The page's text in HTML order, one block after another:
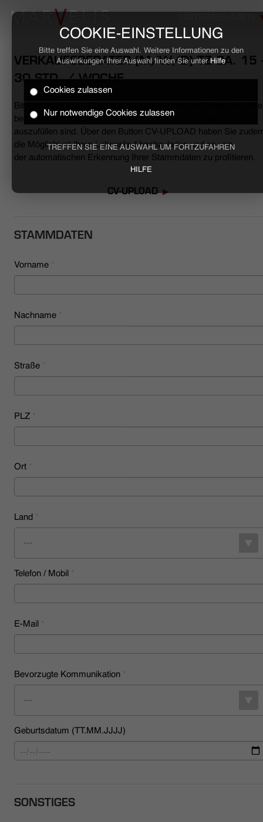
COOKIE-EINSTELLUNG
Bitte treffen Sie eine Auswahl. Weitere Informationen zu den
Auswirkungen Ihrer Auswahl finden Sie unterHilfe
Cookies zulassen
Nur notwendige Cookies zulassen
TREFFEN SIE EINE AUSWAHL UM FORTZUFAHREN
HILFE
HOME
BUSINESS
CASUAL
HÄNDLERSUCHE
VERKAUFSBERATER (M/W/D) TZ CA. 15
30 STD. / WOCHE
Bitte tragen Sie Ihre Daten in die entsprechenden Felder ein. Bitte
beachten Sie, dass die mit * markierten Felder unbedingt
auszufüllen sind. Über den Button CV-UPLOAD haben Sie
die Möglichkeit Ihren Lebenslauf hochzuladen und so von
der automatischen Erkennung Ihrer Stammdaten zu profitieren.
CV-UPLOAD
STAMMDATEN
Vorname *
Nachname *
Straße *
PLZ *
Ort *
Land *
---
Telefon / Mobil *
E-Mail *
Bevorzugte Kommunikation *
---
Geburtsdatum (TT.MM.JJJJ)
SONSTIGES